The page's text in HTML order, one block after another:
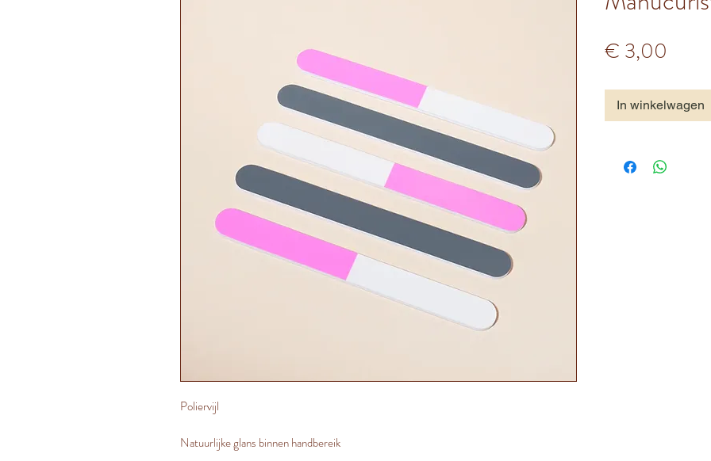
Poliervijl
Natuurlijke glans binnen handbereik
€ 3,00
In winkelwagen